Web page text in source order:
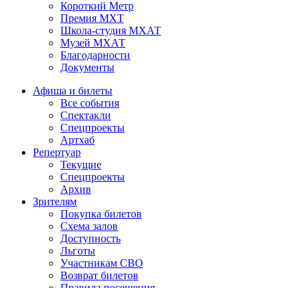
Короткий Метр
Премия МХТ
Школа-студия МХАТ
Музей МХАТ
Благодарности
Документы
Афиша и билеты
Все события
Спектакли
Спецпроекты
Артхаб
Репертуар
Текущие
Спецпроекты
Архив
Зрителям
Покупка билетов
Схема залов
Доступность
Льготы
Участникам СВО
Возврат билетов